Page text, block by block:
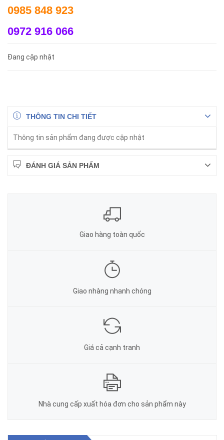
0985 848 923
0972 916 066
Đang cập nhật
THÔNG TIN CHI TIẾT
Thông tin sản phẩm đang được cập nhật
ĐÁNH GIÁ SẢN PHẨM
Giao hàng toàn quốc
Giao nhàng nhanh chóng
Giá cả cạnh tranh
Nhà cung cấp xuất hóa đơn cho sản phẩm này